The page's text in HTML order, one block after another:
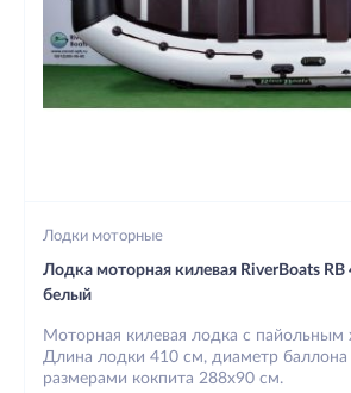
Лодки моторные
Лодка моторная килевая RiverBoats
белый
Моторная килевая лодка с
Длина лодки 410 см, диаметр
размерами кокпита 288х90 см.